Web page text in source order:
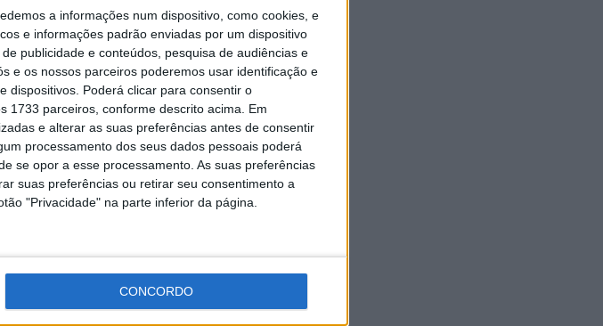
a informações num dispositivo, como cookies, e
e informações padrão enviadas por um dispositivo
publicidade e conteúdos, pesquisa de audiências e
e os nossos parceiros poderemos usar identificação e
dispositivos. Poderá clicar para consentir o
1733 parceiros, conforme descrito acima. Em
e alterar as suas preferências antes de consentir
processamento dos seus dados pessoais poderá
se opor a esse processamento. As suas preferências
suas preferências ou retirar seu consentimento a
"Privacidade" na parte inferior da página.
CONCORDO
conseguimos estar
e vou tentar